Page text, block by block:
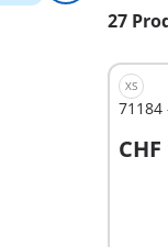
27
XS
71184